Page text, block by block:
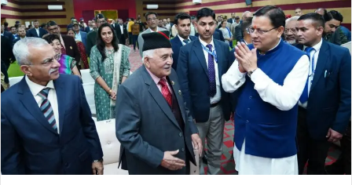
n
e
m
a
i
l